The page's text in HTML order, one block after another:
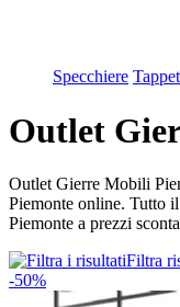
Specchiere
Outlet
Outlet Gierre Mobili
Piemonte online. Tutto
Piemonte a prezzi
Filtra
-50%